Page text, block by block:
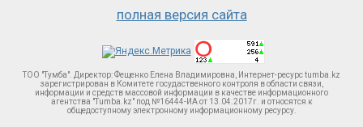
полная версия сайта
ТОО "Тумба". Директор: Фещенко Елена Владимировна, Интернет-ресурс tumba.kz
зарегистрирован в Комитете госудаственного контроля в области связи,
информации и средств массовой информации в качестве информационного
агентства "Tumba.kz" под №16444-ИА от 13.04.2017г. и относятся к
общедоступному электронному информационному ресурсу.